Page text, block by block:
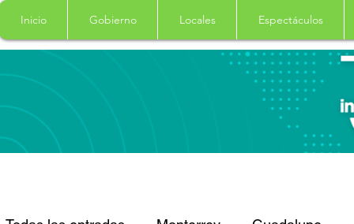
Inicio Gobierno Locales Espectáculos